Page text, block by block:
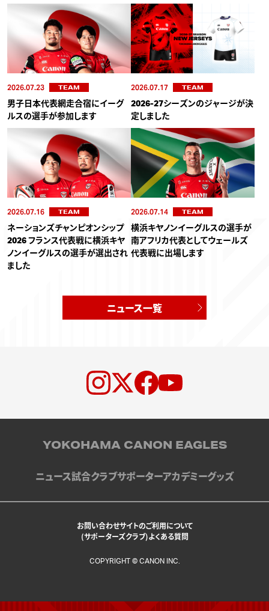
2026.07.23 TEAM
男子日本代表網走合宿にイーグ
ルスの選手が参加します
2026.07.17 TEAM
2026-27シーズンのジャージが決
定しました
2026.07.16 TEAM
ネーションズチャンピオンシップ
2026 フランス代表戦に横浜キヤ
ノンイーグルスの選手が選出され
ました
2026.07.14 TEAM
横浜キヤノンイーグルスの選手が
南アフリカ代表としてウェールズ
代表戦に出場します
ニュース一覧
YOKOHAMA CANON EAGLES
ニュース試合クラブサポーターアカデミーグッズ
お問い合わせサイトのご利用について
(サポーターズクラブ)よくある質問
COPYRIGHT © CANON INC.